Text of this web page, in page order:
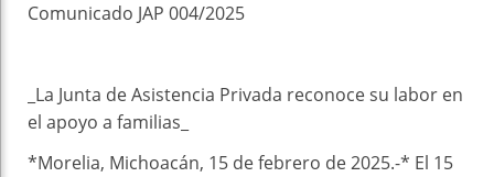
Comunicado JAP 004/2025
_La Junta de Asistencia Privada reconoce su labor en
el apoyo a familias_
*Morelia, Michoacán, 15 de febrero de 2025.-* El 15